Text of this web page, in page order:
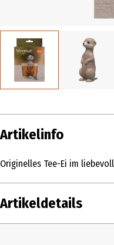
Artikelinfo
Originelles Tee-Ei im
Artikeldetails